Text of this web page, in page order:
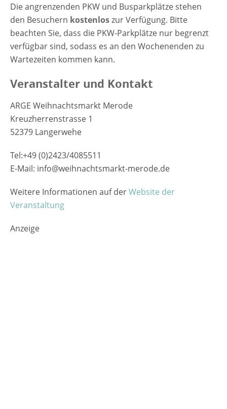
Die angrenzenden PKW und Busparkplätze stehen
den Besuchern kostenloszur Verfügung. Bitte
beachten Sie, dass die PKW-Parkplätze nur begrenzt
verfügbar sind, sodass es an den Wochenenden zu
Wartezeiten kommen kann.
Veranstalter und Kontakt
ARGE Weihnachtsmarkt Merode
Kreuzherrenstrasse 1
52379 Langerwehe
Tel:+49 (0)2423/4085511
E-Mail: info@weihnachtsmarkt-merode.de
Weitere Informationen auf derWebsite der
Veranstaltung
Anzeige